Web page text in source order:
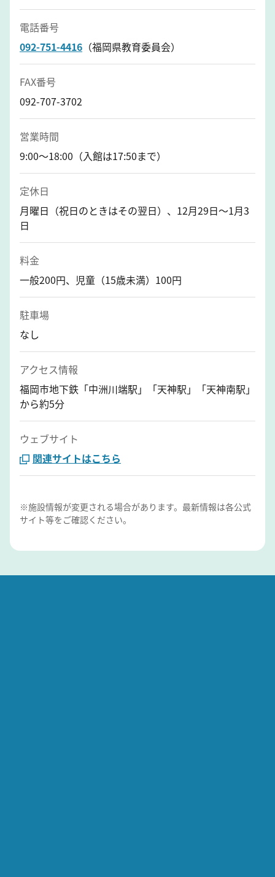
電話番号
092-751-4416 （福岡県教育委員会）
FAX番号
092-707-3702
営業時間
9:00～18:00（入館は17:50まで）
定休日
月曜日（祝日のときはその翌日）、12月29日～1月3
日
料金
一般200円、児童（15歳未満）100円
駐車場
なし
アクセス情報
福岡市地下鉄「中洲川端駅」「天神駅」「天神南駅」
から約5分
ウェブサイト
関連サイトはこちら
※施設情報が変更される場合があります。最新情報は各公式
サイト等をご確認ください。